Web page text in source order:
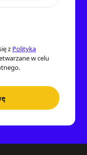
z Polityką
w celu